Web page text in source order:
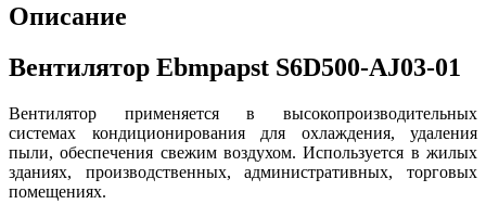
Описание
Вентилятор Ebmpapst S6D500-AJ03-01
Вентилятор применяется в высокопроизводительных
системах кондиционирования для охлаждения, удаления
пыли, обеспечения свежим воздухом. Используется в жилых
зданиях, производственных, административных, торговых
помещениях.